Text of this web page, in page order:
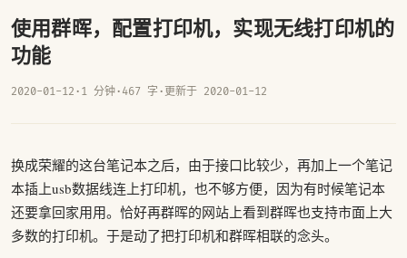
使用群晖，配置打印机，实现无线打印机的
功能
2020-01-12 · 1 分钟· 467 字 · 更新于 2020-01-12
换成荣耀的这台笔记本之后，由于接口比较少，再加上一个笔记
本插上usb数据线连上打印机，也不够方便，因为有时候笔记本
还要拿回家用用。恰好再群晖的网站上看到群晖也支持市面上大
多数的打印机。于是动了把打印机和群晖相联的念头。